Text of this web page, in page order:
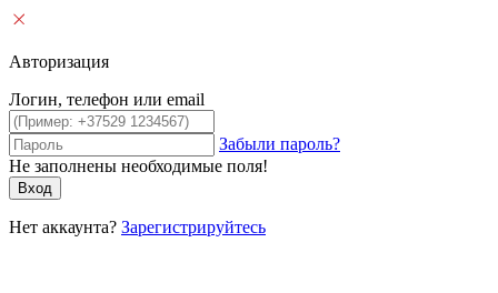
Авторизация
Логин, телефон или email
Забыли пароль?
Не заполнены необходимые поля!
Вход
Нет аккаунта? Зарегистрируйтесь